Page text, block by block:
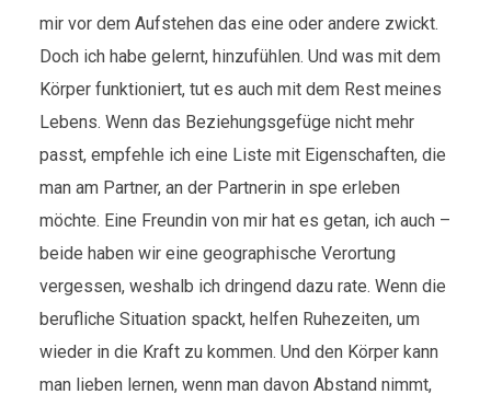
mir vor dem Aufstehen das eine oder andere zwickt.
Doch ich habe gelernt, hinzufühlen. Und was mit dem
Körper funktioniert, tut es auch mit dem Rest meines
Lebens. Wenn das Beziehungsgefüge nicht mehr
passt, empfehle ich eine Liste mit Eigenschaften, die
man am Partner, an der Partnerin in spe erleben
möchte. Eine Freundin von mir hat es getan, ich auch –
beide haben wir eine geographische Verortung
vergessen, weshalb ich dringend dazu rate. Wenn die
berufliche Situation spackt, helfen Ruhezeiten, um
wieder in die Kraft zu kommen. Und den Körper kann
man lieben lernen, wenn man davon Abstand nimmt,